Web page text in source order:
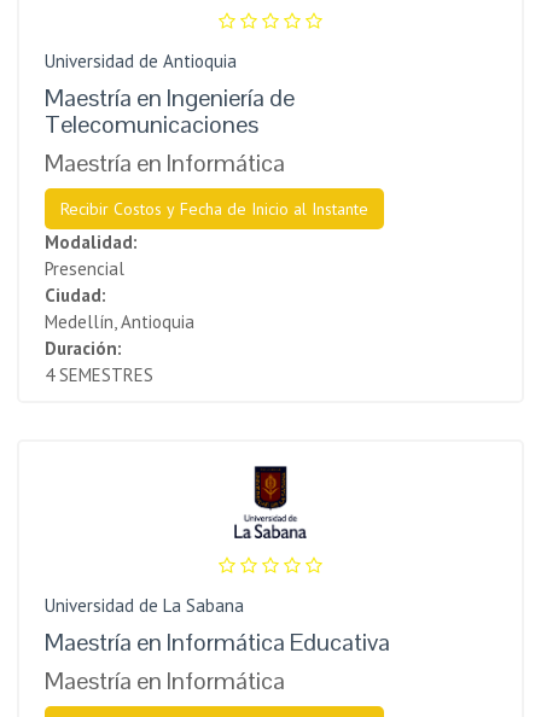
Universidad de Antioquia
Maestría en Ingeniería de
Telecomunicaciones
Maestría en Informática
Recibir Costos y Fecha de Inicio al Instante
Modalidad:
Presencial
Ciudad:
Medellín, Antioquia
Duración:
4 SEMESTRES
Universidad de La Sabana
Maestría en Informática Educativa
Maestría en Informática